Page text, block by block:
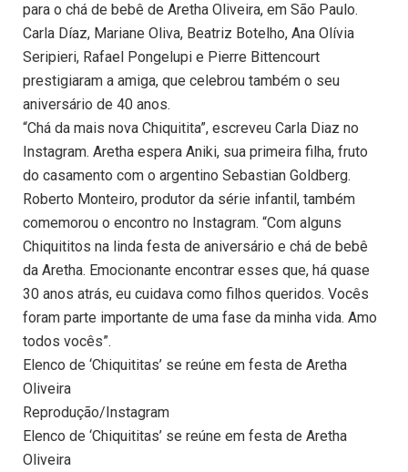
para o chá de bebê de Aretha Oliveira, em São Paulo.
Carla Díaz, Mariane Oliva, Beatriz Botelho, Ana Olívia
Seripieri, Rafael Pongelupi e Pierre Bittencourt
prestigiaram a amiga, que celebrou também o seu
aniversário de 40 anos.
“Chá da mais nova Chiquitita”, escreveu Carla Diaz no
Instagram. Aretha espera Aniki, sua primeira filha, fruto
do casamento com o argentino Sebastian Goldberg.
Roberto Monteiro, produtor da série infantil, também
comemorou o encontro no Instagram. “Com alguns
Chiquititos na linda festa de aniversário e chá de bebê
da Aretha. Emocionante encontrar esses que, há quase
30 anos atrás, eu cuidava como filhos queridos. Vocês
foram parte importante de uma fase da minha vida. Amo
todos vocês”.
Elenco de ‘Chiquititas’ se reúne em festa de Aretha
Oliveira
Reprodução/Instagram
Elenco de ‘Chiquititas’ se reúne em festa de Aretha
Oliveira